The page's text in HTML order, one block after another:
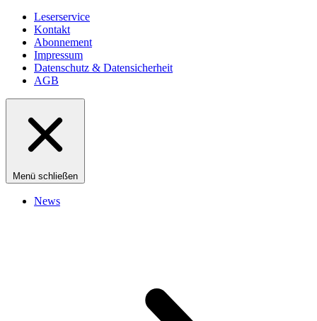
Leserservice
Kontakt
Abonnement
Impressum
Datenschutz & Datensicherheit
AGB
Menü schließen
News